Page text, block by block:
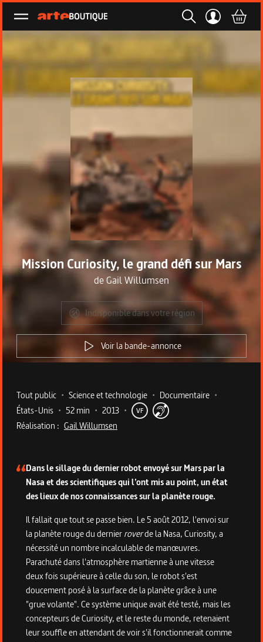
Ouvrir le menu
Mission Curiosity, le grand défi sur Mars
deGail Willumsen
Indisponible dans votre région
Voir la bande-annonce
Metadata du programme
Tout public • Science et technologie • Documentaire •
États-Unis • 52 min • 2013 • VF
Réalisation : Gail Willumsen
Dans le sillage du dernier robot envoyé sur Mars par la
Nasa et des scientifiques qui l’ont mis au point, un état
des lieux de nos connaissances sur la planète rouge.
Il fallait que tout se passe bien. Le 5 août 2012, l'envoi sur
la planète rouge du dernierroverde la Nasa, Curiosity, a
nécessité un nombre incalculable de manœuvres.
Parachuté dans l'atmosphère martienne à une vitesse
deux fois supérieure à celle du son, le robot s'est
doucement posé à la surface de la planète grâce à une
"grue volante". Ce système unique avait été testé, mais les
concepteurs de Curiosity, et le reste du monde, retenaient
leur souffle en attendant de voir s'il fonctionnerait comme